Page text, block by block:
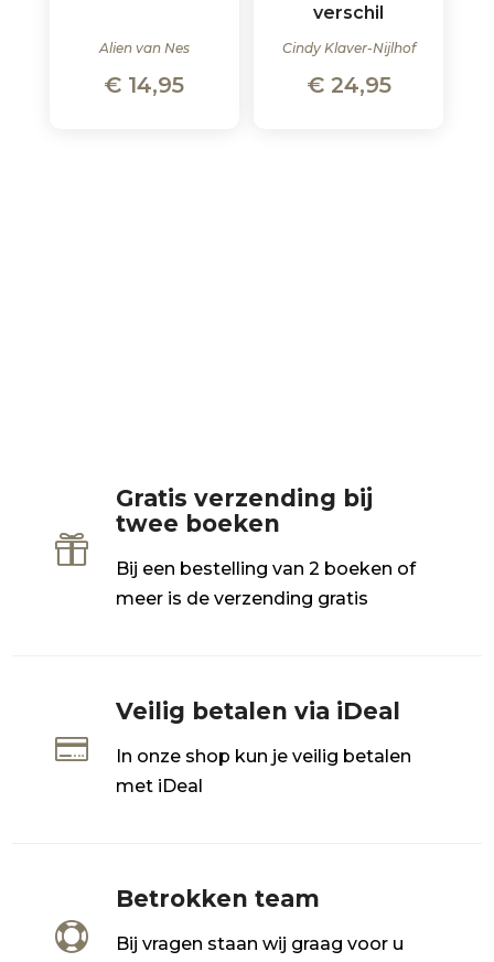
Alien van Nes
€ 14,95
verschil
Cindy Klaver-Nijlhof
€24,95

Gratis verzending bij
twee boeken
Bij een bestelling van 2 boeken of
meer is de verzending gratis

Veilig betalen via iDeal
In onze shop kun je veilig betalen
met iDeal

Betrokken team
Bij vragen staan wij graag voor u